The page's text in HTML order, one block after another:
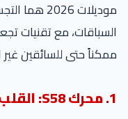
السباقات، مع تقنيات
ممكناً حتى للسائقين غير
1. محرك S58: القلب النابض في 2026